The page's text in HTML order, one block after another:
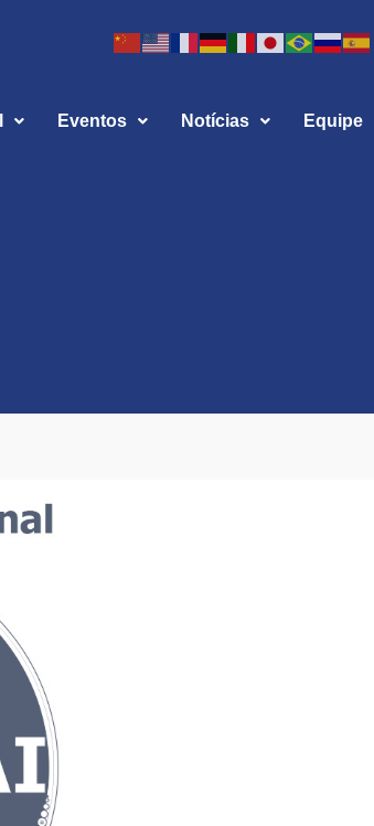
Eventos Notícias Equipe